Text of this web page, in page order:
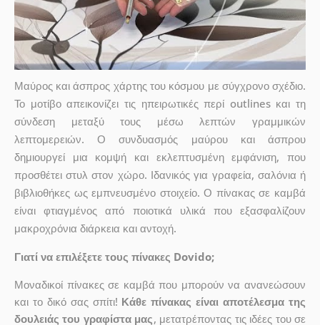
Μαύρος και άσπρος χάρτης του κόσμου με σύγχρονο σχέδιο.
Το μοτίβο απεικονίζει τις ηπειρωτικές περί outlines και τη
σύνδεση μεταξύ τους μέσω λεπτών γραμμικών
λεπτομερειών. Ο συνδυασμός μαύρου και άσπρου
δημιουργεί μια κομψή και εκλεπτυσμένη εμφάνιση, που
προσθέτει στυλ στον χώρο. Ιδανικός για γραφεία, σαλόνια ή
βιβλιοθήκες ως εμπνευσμένο στοιχείο. Ο πίνακας σε καμβά
είναι φτιαγμένος από ποιοτικά υλικά που εξασφαλίζουν
μακροχρόνια διάρκεια και αντοχή.
Γιατί να επιλέξετε τους πίνακες Dovido;
Μοναδικοί πίνακες σε καμβά που μπορούν να ανανεώσουν
και το δικό σας σπίτι! Κάθε πίνακας είναι αποτέλεσμα της
δουλειάς του γραφίστα μας, μετατρέποντας τις ιδέες του σε